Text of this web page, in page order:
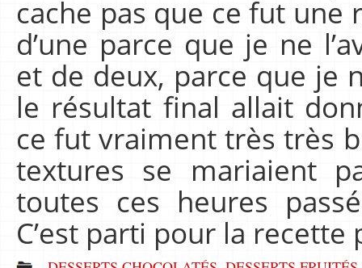
cache pas que ce fut une
d’une parce que je ne
et de deux, parce que je
le résultat final allait
ce fut vraiment très très
textures se mariaient
toutes ces heures
C’est parti pour la